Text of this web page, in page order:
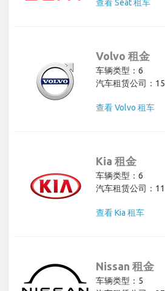
查看 Seat 租车
Volvo 租金
车辆类型：6
汽车租赁公司：15
查看 Volvo 租车
Kia 租金
车辆类型：6
汽车租赁公司：11
查看 Kia 租车
Nissan 租金
车辆类型：5